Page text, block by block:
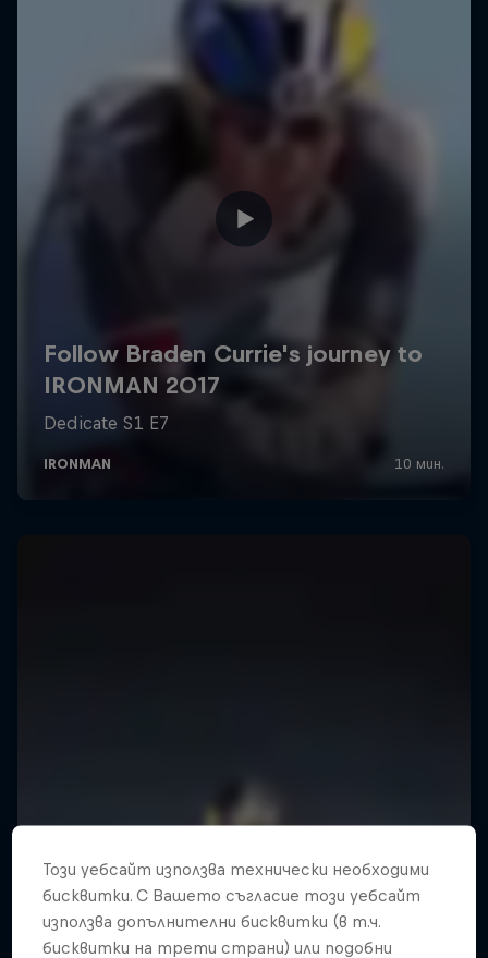
Този уебсайт използва технически необходими
бисквитки. С Вашето съгласие този уебсайт
използва допълнителни бисквитки (в т.ч.
бисквитки на трети страни) или подобни